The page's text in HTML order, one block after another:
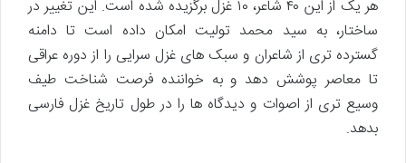
هر یک از این ۴۰ شاعر، ۱۰ غزل برگزیده شده است. این تغییر در
ساختار، به سید محمد تولیت امکان داده است تا دامنه
گسترده تری از شاعران و سبک های غزل سرایی را از دوره عراقی
تا معاصر پوشش دهد و به خواننده فرصت شناخت طیف
وسیع تری از اصوات و دیدگاه ها را در طول تاریخ غزل فارسی
بدهد.